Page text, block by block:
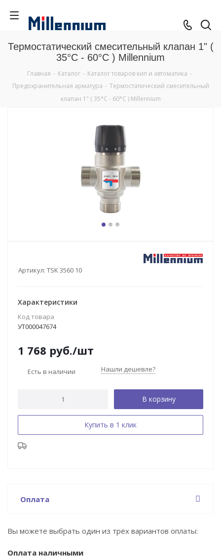
Термостатический смесительный клапан 1" (
35°C - 60°C ) Millennium
Главная - Каталог - Каталог товаров кип и автоматика -
Предохранительная арматура - Термостатический смесительный
клапан 1" ( 35°C - 60°C ) Millennium
Артикул: TSK 3560 10
Характеристики
Код товара
УТ000047674
1 768 руб./шт
Есть в наличии Нашли дешевле?
В корзину
Купить в 1 клик
Оплата
Вы можете выбрать один из трёх вариантов оплаты:
Оплата наличными